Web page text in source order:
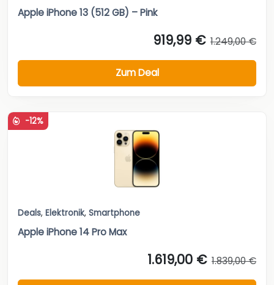
Apple iPhone 13 (512 GB) – Pink
919,99 € 1.249,00 €
Zum Deal
-12%
Deals, Elektronik, Smartphone
Apple iPhone 14 Pro Max
1.619,00 € 1.839,00 €